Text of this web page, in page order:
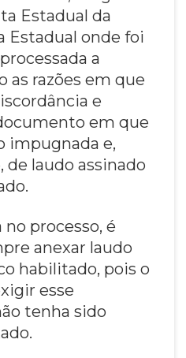
Estadual da
Estadual onde foi
a
as razões em que
e
em que
impugnada e,
laudo assinado
processo, é
anexar laudo
habilitado, pois o
esse
tenha sido